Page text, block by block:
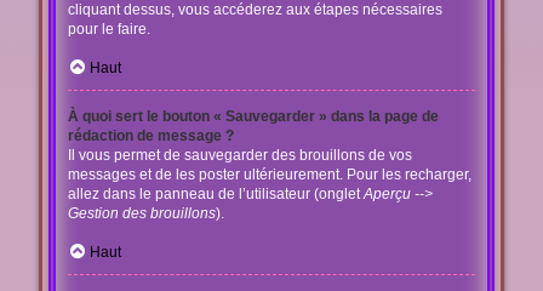
cliquant dessus, vous accéderez aux étapes nécessaires
pour le faire.
Haut
À quoi sert le bouton « Sauvegarder » dans la page de
rédaction de message ?
Il vous permet de sauvegarder des brouillons de vos
messages et de les poster ultérieurement. Pour les recharger,
allez dans le panneau de l’utilisateur (ongletAperçu -->
Gestion des brouillons).
Haut